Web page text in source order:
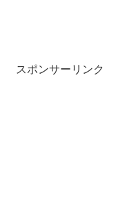
スポンサーリンク